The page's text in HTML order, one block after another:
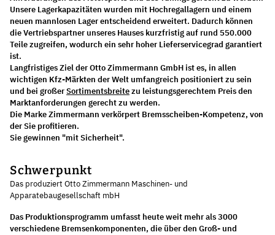
Unsere Lagerkapazitäten wurden mit Hochregallagern und einem
neuen mannlosen Lager entscheidend erweitert. Dadurch können
die Vertriebspartner unseres Hauses kurzfristig auf rund 550.000
Teile zugreifen, wodurch ein sehr hoher Lieferservicegrad garantiert
ist.
Langfristiges Ziel der Otto Zimmermann GmbH ist es, in allen
wichtigen Kfz-Märkten der Welt umfangreich positioniert zu sein
und bei großerSortimentsbreitezu leistungsgerechtem Preis den
Marktanforderungen gerecht zu werden.
Die Marke Zimmermann verkörpert Bremsscheiben-Kompetenz, von
der Sie profitieren.
Sie gewinnen "mit Sicherheit".
Schwerpunkt
Das produziert Otto Zimmermann Maschinen- und
Apparatebaugesellschaft mbH
Das Produktionsprogramm umfasst heute weit mehr als 3000
verschiedene Bremsenkomponenten, die über den Groß- und